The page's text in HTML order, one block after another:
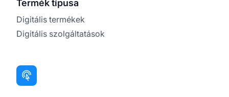
Termék típusa
Digitális termékek
Digitális szolgáltatások